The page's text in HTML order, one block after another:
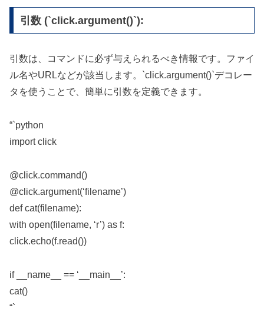
引数 (`click.argument()`):
引数は、コマンドに必ず与えられるべき情報です。ファイ
ル名やURLなどが該当します。`click.argument()`デコレー
タを使うことで、簡単に引数を定義できます。
“`python
import click
@click.command()
@click.argument(‘filename’)
def cat(filename):
with open(filename, ‘r’) as f:
click.echo(f.read())
if __name__ == ‘__main__’:
cat()
“`